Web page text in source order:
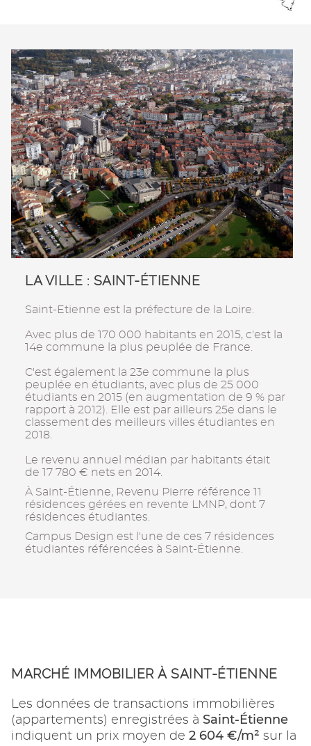
LA VILLE : SAINT-ÉTIENNE
Saint-Etienne est la préfecture de la Loire.
Avec plus de 170 000 habitants en 2015, c'est la
14e commune la plus peuplée de France.
C'est également la 23e commune la plus
peuplée en étudiants, avec plus de 25 000
étudiants en 2015 (en augmentation de 9 % par
rapport à 2012). Elle est par ailleurs 25e dans le
classement des meilleurs villes étudiantes en
2018.
Le revenu annuel médian par habitants était
de 17 780 € nets en 2014.
À Saint-Étienne, Revenu Pierre référence 11
résidences gérées en revente LMNP, dont 7
résidences étudiantes.
Campus Design est l'une de ces 7 résidences
étudiantes référencées à Saint-Étienne.
MARCHÉ IMMOBILIER À SAINT-ÉTIENNE
Les données de transactions immobilières
(appartements) enregistrées à Saint-Étienne
indiquent un prix moyen de 2 604 €/m² sur la